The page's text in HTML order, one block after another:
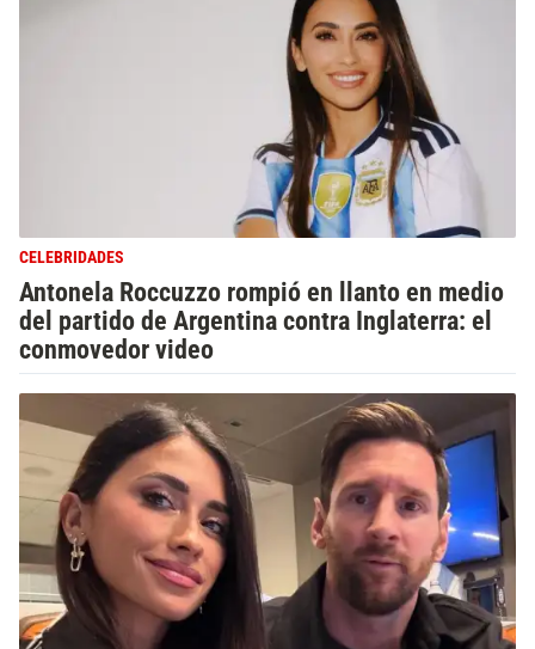
CELEBRIDADES
Antonela Roccuzzo rompió en llanto en medio
del partido de Argentina contra Inglaterra: el
conmovedor video